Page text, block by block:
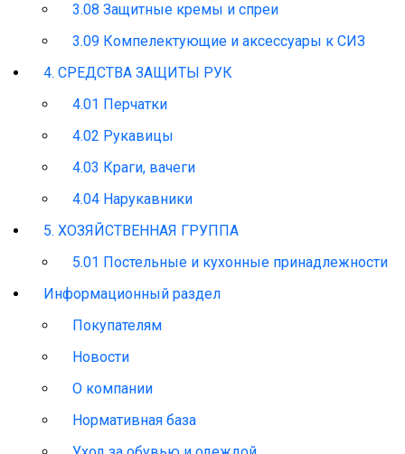
3.08 Защитные кремы и спреи
3.09 Компелектующие и аксессуары к СИЗ
4. СРЕДСТВА ЗАЩИТЫ РУК
4.01 Перчатки
4.02 Рукавицы
4.03 Краги, вачеги
4.04 Нарукавники
5. ХОЗЯЙСТВЕННАЯ ГРУППА
5.01 Постельные и кухонные принадлежности
Информационный раздел
Покупателям
Новости
О компании
Нормативная база